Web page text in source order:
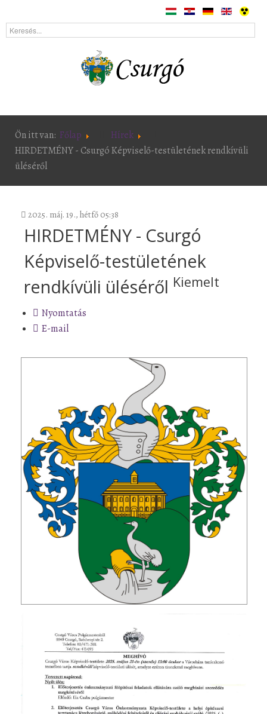
Ön itt van: Főlap
Hírek
HIRDETMÉNY - Csurgó Képviselő-testületének rendkívüli
üléséről
2025. máj. 19., hétfő 05:38
HIRDETMÉNY - Csurgó
Képviselő-testületének
rendkívüli üléséről Kiemelt
Nyomtatás
E-mail